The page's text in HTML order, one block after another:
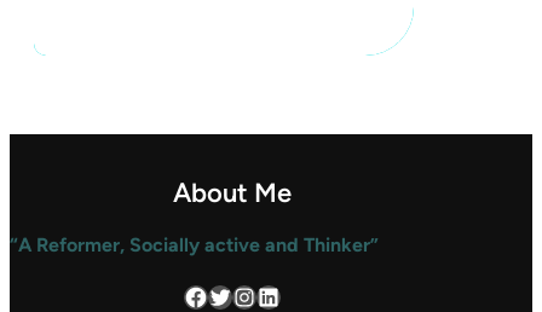
About Me
“A Reformer, Socially active and Thinker”
Facebook Twitter InstagramLinkedIn